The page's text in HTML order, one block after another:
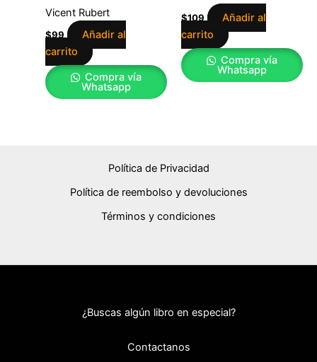
Vicent Rubert
$99
Añadir al
carrito
Compra vía
Whatsapp
$109
Añadir al
carrito
Compra vía
Whatsapp
Política de Privacidad
Política de reembolso y devoluciones
Términos y condiciones
¿Buscas algún libro en especial?
Contactanos